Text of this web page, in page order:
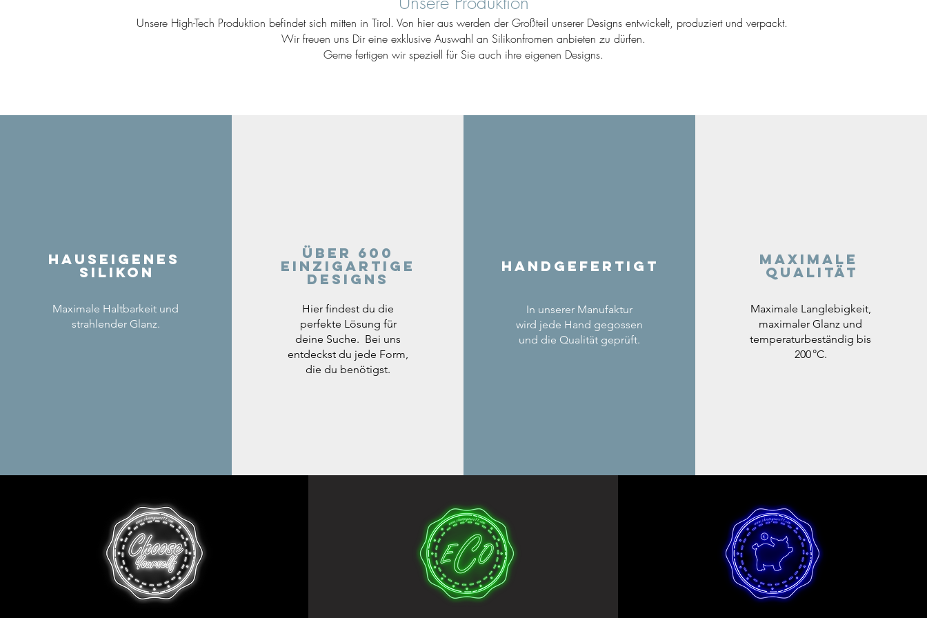
Unsere High-Tech Produktion befindet sich mitten in Tirol. Von hier aus werden der Großteil unserer Designs entwickelt, produziert und verpackt.
Wir freuen uns Dir eine exklusive Auswahl an Silikonfromen anbieten zu dürfen.
Gerne fertigen wir speziell für Sie auch ihre eigenen Designs.
Hauseigenes
Silikon
Maximale Haltbarkeit und
strahlender Glanz.
Über 600
einzigartige
Designs
Hier findest du die
perfekte Lösung für
deine Suche. Bei uns
entdeckst du jede Form,
die du benötigst.
Handgefertigt
In unserer Manufaktur
wird jede Hand gegossen
und die Qualität geprüft.
Maximale
Qualität
Maximale Langlebigkeit,
maximaler Glanz und
temperaturbeständig bis
200 °C.